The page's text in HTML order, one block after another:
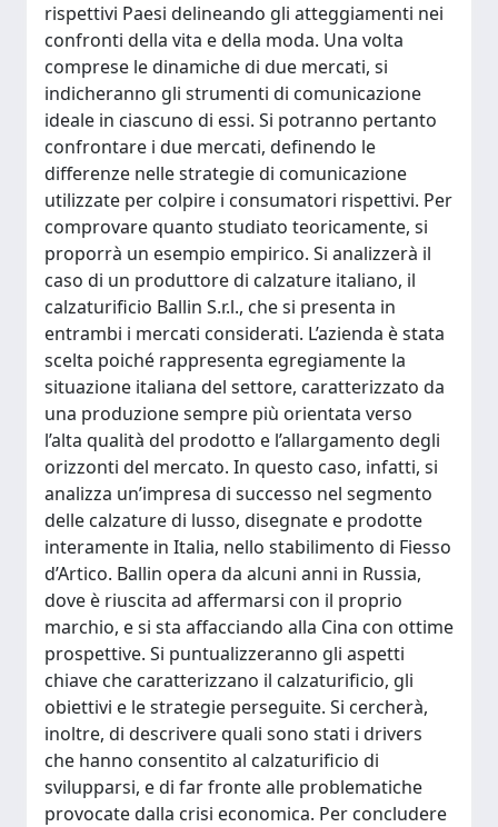
rispettivi Paesi delineando gli atteggiamenti nei
confronti della vita e della moda. Una volta
comprese le dinamiche di due mercati, si
indicheranno gli strumenti di comunicazione
ideale in ciascuno di essi. Si potranno pertanto
confrontare i due mercati, definendo le
differenze nelle strategie di comunicazione
utilizzate per colpire i consumatori rispettivi. Per
comprovare quanto studiato teoricamente, si
proporrà un esempio empirico. Si analizzerà il
caso di un produttore di calzature italiano, il
calzaturificio Ballin S.r.l., che si presenta in
entrambi i mercati considerati. L’azienda è stata
scelta poiché rappresenta egregiamente la
situazione italiana del settore, caratterizzato da
una produzione sempre più orientata verso
l’alta qualità del prodotto e l’allargamento degli
orizzonti del mercato. In questo caso, infatti, si
analizza un’impresa di successo nel segmento
delle calzature di lusso, disegnate e prodotte
interamente in Italia, nello stabilimento di Fiesso
d’Artico. Ballin opera da alcuni anni in Russia,
dove è riuscita ad affermarsi con il proprio
marchio, e si sta affacciando alla Cina con ottime
prospettive. Si puntualizzeranno gli aspetti
chiave che caratterizzano il calzaturificio, gli
obiettivi e le strategie perseguite. Si cercherà,
inoltre, di descrivere quali sono stati i drivers
che hanno consentito al calzaturificio di
svilupparsi, e di far fronte alle problematiche
provocate dalla crisi economica. Per concludere